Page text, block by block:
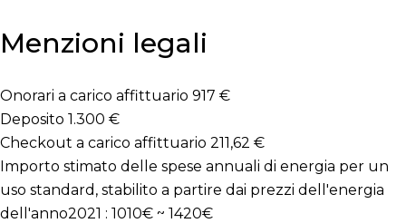
Menzioni legali
Onorari a carico affittuario 917 €
Deposito 1.300 €
Checkout a carico affittuario 211,62 €
Importo stimato delle spese annuali di energia per un
uso standard, stabilito a partire dai prezzi dell'energia
dell'anno2021 : 1010€ ~ 1420€